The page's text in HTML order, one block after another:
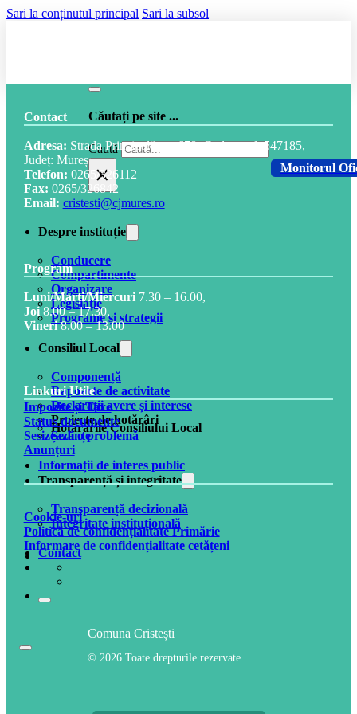
Sari la conținutul principal Sari la subsol
Căutați pe site ...
Caută
×
Despre instituție
Conducere
Compartimente
Organizare
Legislație
Programe și strategii
Consiliul Local
Componență
Rapoarte de activitate
Declarații avere și interese
Proiecte de hotărâri
Hotărârile Consiliului Local
Ședințe
Informații de interes public
Transparență și integritate
Transparență decizională
Integritate instituțională
Contact
Monitorul
Contact
Adresa: Strada Principală, nr. 678, Cod postal: 547185,
Județ: Mureș
Telefon: 0265/326112
Fax: 0265/326842
Email: cristesti@cjmures.ro
Program
Luni/Marți/Miercuri7.30 – 16.00,
Joi8.00 – 17.30,
Vineri8.00 – 13.00
Linkuri Utile
Impozite și Taxe
Status documente
Sesizează o problemă
Anunțuri
Comuna Cristești
© 2026 Toate drepturile rezervate
Cookie-uri
Politică de confidențialitate Primărie
Informare de confidențialitate cetățeni